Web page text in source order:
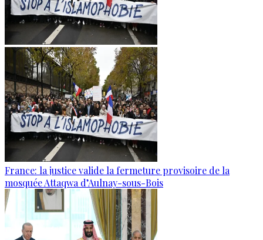
France: la justice valide la fermeture provisoire de la
mosquée Attaqwa d’Aulnay-sous-Bois